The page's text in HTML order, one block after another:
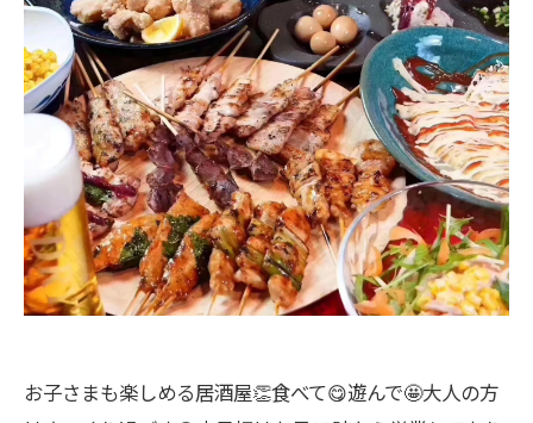
お子さまも楽しめる居酒屋👏食べて😋遊んで🤩大人の方